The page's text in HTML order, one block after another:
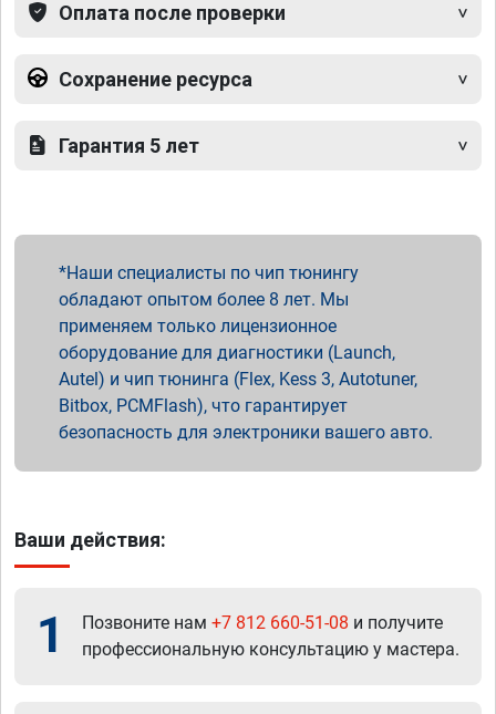
Оплата после проверки
Сохранение ресурса
Гарантия 5 лет
Наши специалисты по чип тюнингу
обладают опытом более 8 лет. Мы
применяем только лицензионное
оборудование для диагностики (Launch,
Autel) и чип тюнинга (Flex, Kess 3, Autotuner,
Bitbox, PCMFlash), что гарантирует
безопасность для электроники вашего авто.
Ваши действия:
1 Позвоните нам +7 812 660-51-08 и получите
профессиональную консультацию у мастера.